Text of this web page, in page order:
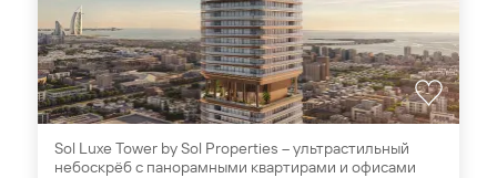
Sol Luxe Tower by Sol Properties – ультрастильный
небоскрёб с панорамными квартирами и офисами